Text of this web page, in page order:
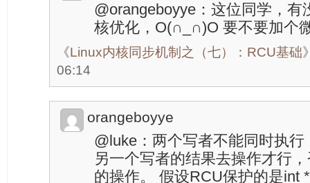
@orangeboyye：这位同学，
核优化，O(∩_∩)O 要不要加个
《Linux内核同步机制之（七）：RCU基础
06:14
orangeboyye
@luke：两个写者不能同时执
另一个写者的结果去操作才行
的操作。 假设RCU保护的是int